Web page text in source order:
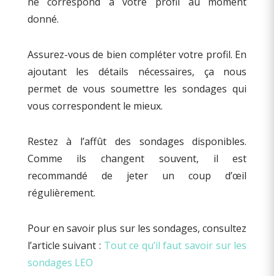
donné.
Assurez-vous de bien compléter votre profil. En
ajoutant les détails nécessaires, ça nous
permet de vous soumettre les sondages qui
vous correspondent le mieux.
Restez à l’affût des sondages disponibles.
Comme ils changent souvent, il est
recommandé de jeter un coup d’œil
régulièrement.
Pour en savoir plus sur les sondages, consultez
l’article suivant : Tout ce qu’il faut savoir sur les
sondages LEO